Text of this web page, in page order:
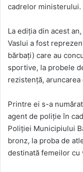
cadrelor ministerului.
La ediția din acest
Vaslui a fost
bărbați) care au
sportive, la probele
rezistență,
Printre ei s-a
agent de poliție în
Poliției Municipiului
bronz, la proba de
destinată femeilor cu